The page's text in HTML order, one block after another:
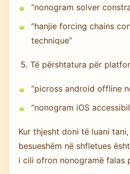
“nonogram solver
“hanjie forcing chains
technique”
Të përshtatura për
“picross android offline
“nonogram iOS
Kur thjesht doni të luani
besueshëm në shfletues
i cili ofron nonogramë falas